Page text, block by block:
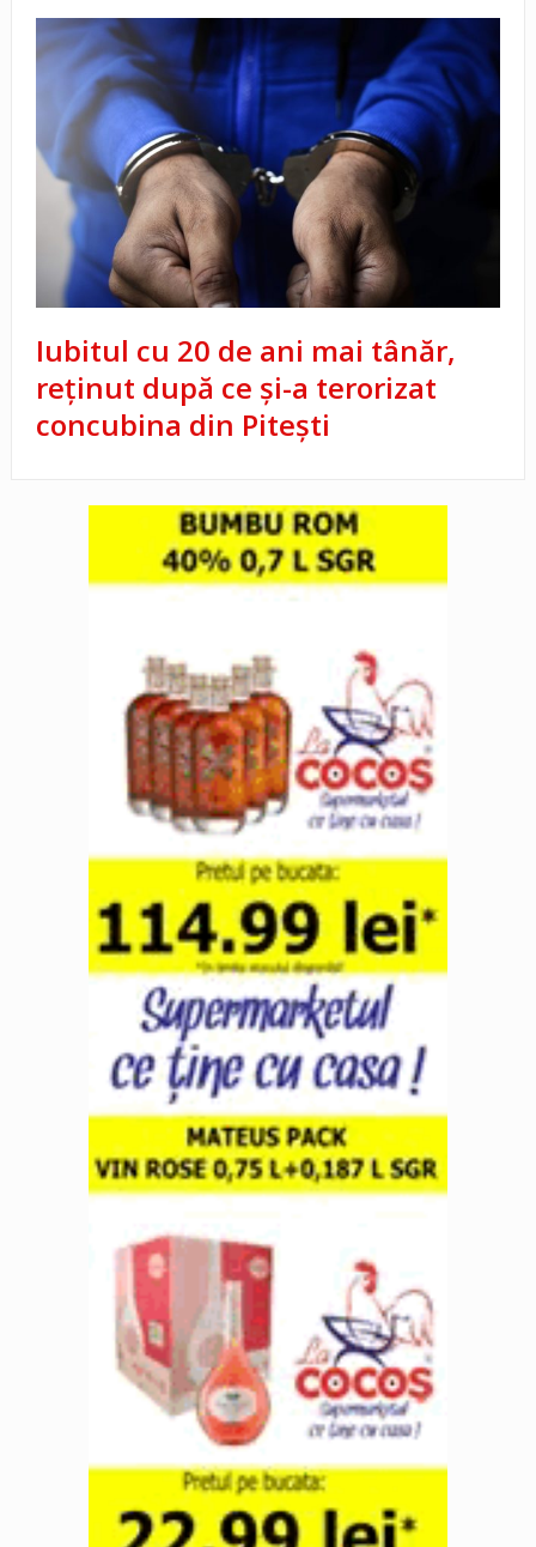
Iubitul cu 20 de ani mai tânăr,
reținut după ce și-a terorizat
concubina din Pitești